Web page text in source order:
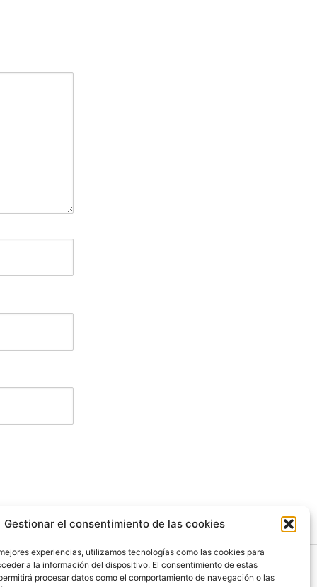
Gestionar el consentimiento de las cookies
experiencias, utilizamos tecnologías como las cookies para
a la información del dispositivo. El consentimiento de estas
procesar datos como el comportamiento de navegación o las